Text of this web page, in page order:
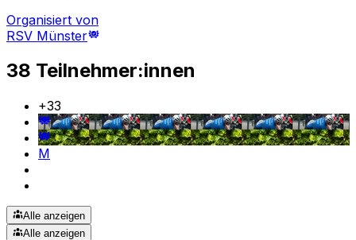
Organisiert von
RSV Münster
38 Teilnehmer:innen
+33
M
Alle anzeigen
Alle anzeigen